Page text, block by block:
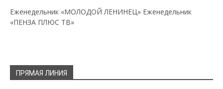
Еженедельник «МОЛОДОЙ ЛЕНИНЕЦ» Еженедельник
«ПЕНЗА ПЛЮС ТВ»
ПРЯМАЯ ЛИНИЯ